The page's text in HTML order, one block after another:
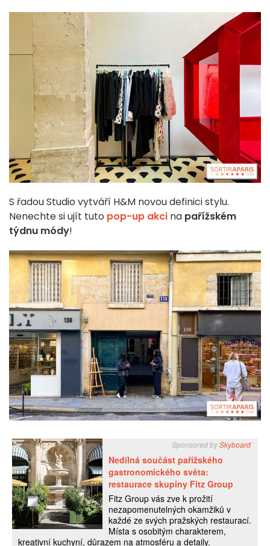
S řadou Studio vytváří H&M novou definici stylu.
Nenechte si ujít tuto pop-up akci na pařížském
týdnu módy!